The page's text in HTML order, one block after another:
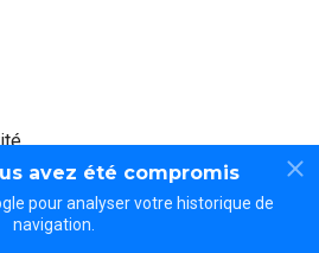
avez été compromis
pour analyser votre historique de
navigation.